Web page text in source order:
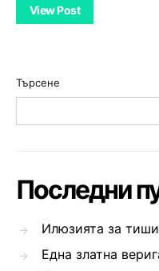
View Post
Търсене
Последни
Илюзията за
Една златна